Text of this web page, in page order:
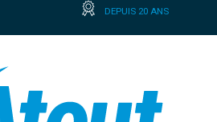
DEPUIS 20 ANS